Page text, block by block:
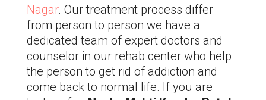
Nagar. Our treatment process differ
from person to person we have a
dedicated team of expert doctors and
counselor in our rehab center who help
the person to get rid of addiction and
come back to normal life. If you are